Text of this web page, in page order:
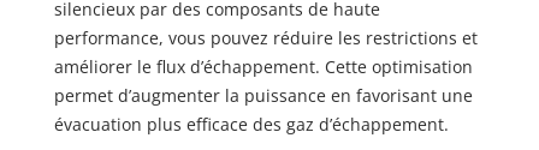
silencieux par des composants de haute
performance, vous pouvez réduire les restrictions et
améliorer le flux d’échappement. Cette optimisation
permet d’augmenter la puissance en favorisant une
évacuation plus efficace des gaz d’échappement.